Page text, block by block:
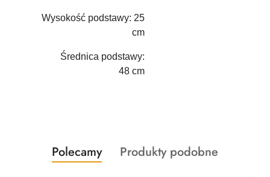
Wysokość podstawy: 25
cm
Średnica podstawy:
48 cm
Pomiń karuzelę produktów
Produkty
o
Polecamy
Produkty
Produkty podobne